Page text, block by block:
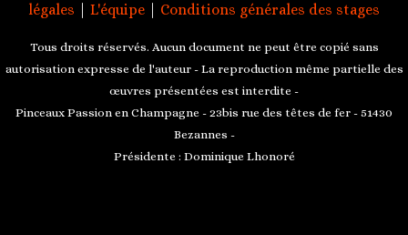
légales | L'équipe | Conditions générales des stages
Tous droits réservés. Aucun document ne peut être copié sans
autorisation expresse de l'auteur - La reproduction même partielle des
œuvres présentées est interdite -
Pinceaux Passion en Champagne - 23bis rue des têtes de fer - 51430
Bezannes -
Présidente : Dominique Lhonoré